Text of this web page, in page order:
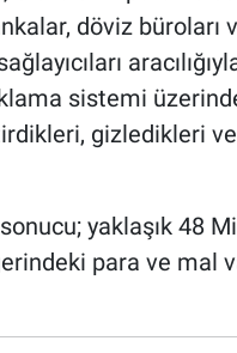
döviz büroları
sistemi
gizledikleri ve
yaklaşık 48
para ve mal